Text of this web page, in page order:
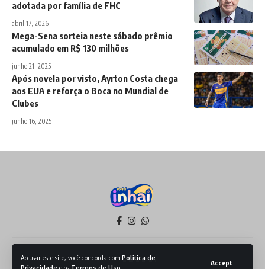
Ao usar este site, você concorda com Politica de
Accept
adotada por família de FHC
abril 17, 2026
Mega-Sena sorteia neste sábado prêmio
acumulado em R$ 130 milhões
junho 21, 2025
Após novela por visto, Ayrton Costa chega
aos EUA e reforça o Boca no Mundial de
Clubes
junho 16, 2025